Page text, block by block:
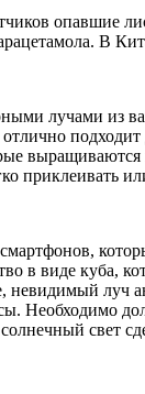
опавшие
В
лучами из
отлично
приклеивать
в виде куба,
луч
свет